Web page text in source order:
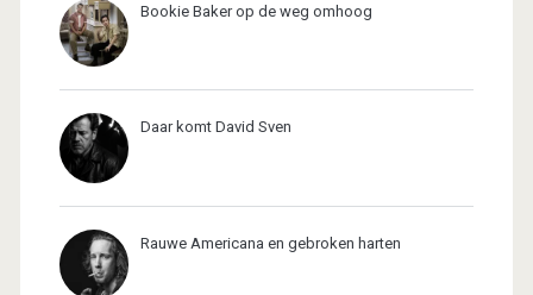
Bookie Baker op de weg omhoog
Daar komt David Sven
Rauwe Americana en gebroken harten